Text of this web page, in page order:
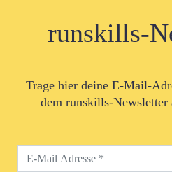
runskills-
Trage hier deine E-Mail-
dem runskills-Newsletter